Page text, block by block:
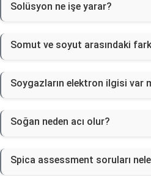
Solüsyon ne işe yarar?
Somut ve soyut arasındaki
Soygazların elektron ilgisi var
Soğan neden acı olur?
Spica assessment soruları